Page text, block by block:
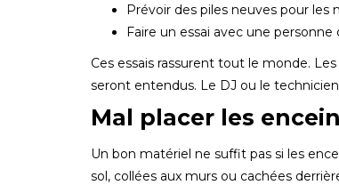
Prévoir des piles neuves pour les
Faire un essai avec une personne
Ces essais rassurent tout le monde.
seront entendus. Le DJ ou le
Mal placer les
Un bon matériel ne suffit pas si les
sol, collées aux murs ou cachées